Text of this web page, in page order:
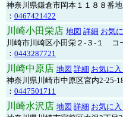
神奈川県鎌倉市岡本１１８８番地
： 0467421422
川崎小田栄店 地図 詳細 お気
川崎市川崎区小田栄２‐３‐１ コ
： 0443287721
川崎中原店 地図 詳細 お気に
神奈川県川崎市中原区宮内2-25-
： 0447501711
川崎水沢店 地図 詳細 お気に